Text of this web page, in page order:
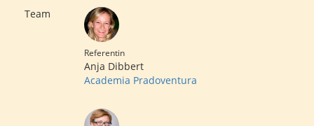
Team
Referentin
Anja Dibbert
Academia Pradoventura